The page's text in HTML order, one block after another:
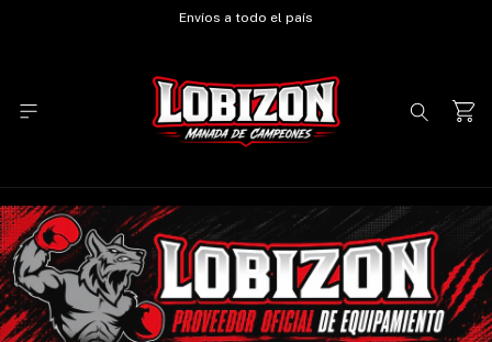
Envíos a todo el país